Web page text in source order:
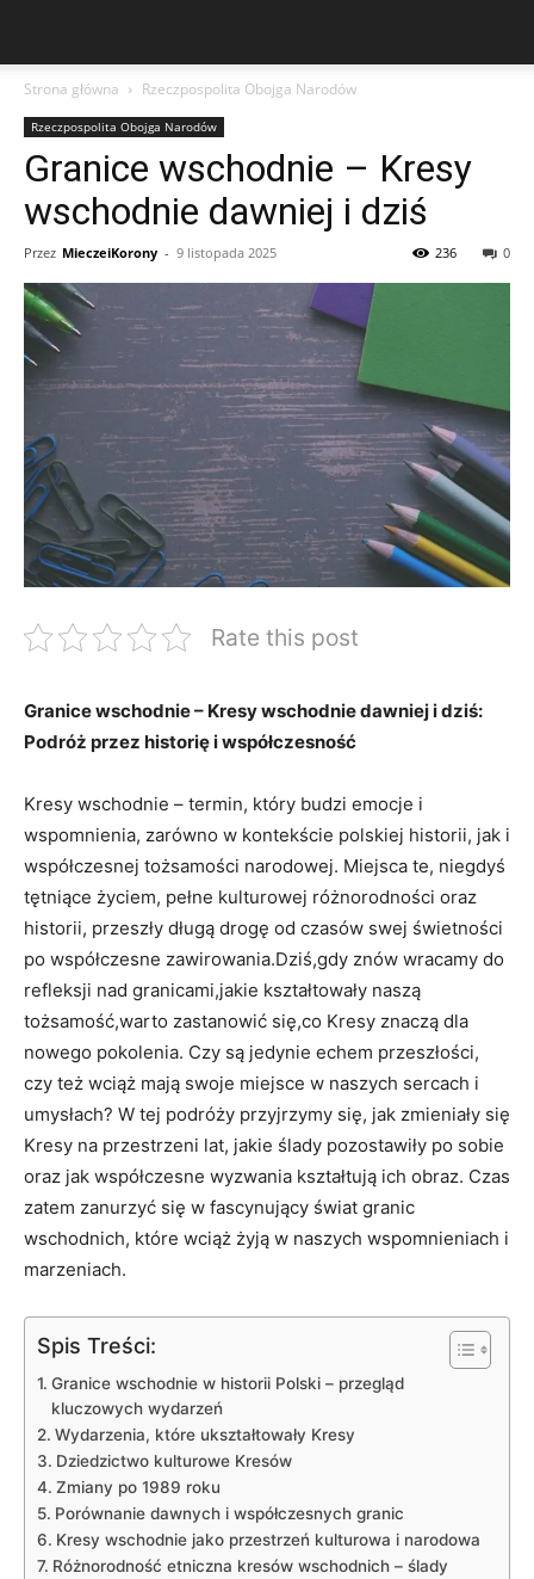
Strona główna Rzeczpospolita Obojga Narodów
Rzeczpospolita Obojga Narodów
Granice wschodnie – Kresy
wschodnie dawniej i dziś
Przez MieczeiKorony - 9 listopada 2025 0
236
Rate this post
Granice wschodnie – Kresy wschodnie dawniej i dziś:
Podróż przez historię i współczesność
Kresy wschodnie – termin, który budzi emocje i
wspomnienia, zarówno w kontekście polskiej historii, jak i
współczesnej tożsamości narodowej. Miejsca te, niegdyś
tętniące życiem, pełne kulturowej różnorodności oraz
historii, przeszły długą drogę od czasów swej świetności
po współczesne zawirowania.Dziś,gdy znów wracamy do
refleksji nad granicami,jakie kształtowały naszą
tożsamość,warto zastanowić się,co Kresy znaczą dla
nowego pokolenia. Czy są jedynie echem przeszłości,
czy też wciąż mają swoje miejsce w naszych sercach i
umysłach? W tej podróży przyjrzymy się, jak zmieniały się
Kresy na przestrzeni lat, jakie ślady pozostawiły po sobie
oraz jak współczesne wyzwania kształtują ich obraz. Czas
zatem zanurzyć się w fascynujący świat granic
wschodnich, które wciąż żyją w naszych wspomnieniach i
marzeniach.
Spis Treści:
Granice wschodnie w historii Polski – przegląd
kluczowych wydarzeń
Wydarzenia, które ukształtowały Kresy
Dziedzictwo kulturowe Kresów
Zmiany po 1989 roku
Porównanie dawnych i współczesnych granic
Kresy wschodnie jako przestrzeń kulturowa i narodowa
Różnorodność etniczna kresów wschodnich – ślady